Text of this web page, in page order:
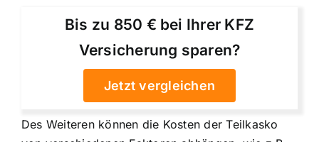
Bis zu 850 € bei Ihrer KFZ
Versicherung sparen?
Jetzt vergleichen
Des Weiteren können die Kosten der Teilkasko